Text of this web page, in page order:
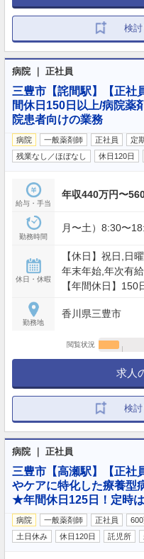
検討
病院 ｜ 正社員
三豊市【詫間駅】【正社
間休日150日以上/病院薬
院患者向けの業務
病院 一般薬剤師 正社員 定
残業なし／ほぼなし
休日120日
給与・手当
年収440万円〜
勤務時間
休日・休暇
【休日】祝日,日
年末年始,年次有
【年間休日】150
勤務地
香川県三豊市
閲覧状況
求人
検討
病院 ｜ 正社員
三豊市【高瀬駅】【正
やケアに特化した療養型
★年間休日125日！定時
病院 一般薬剤師 正社員
土日休み
休日120日 託児所